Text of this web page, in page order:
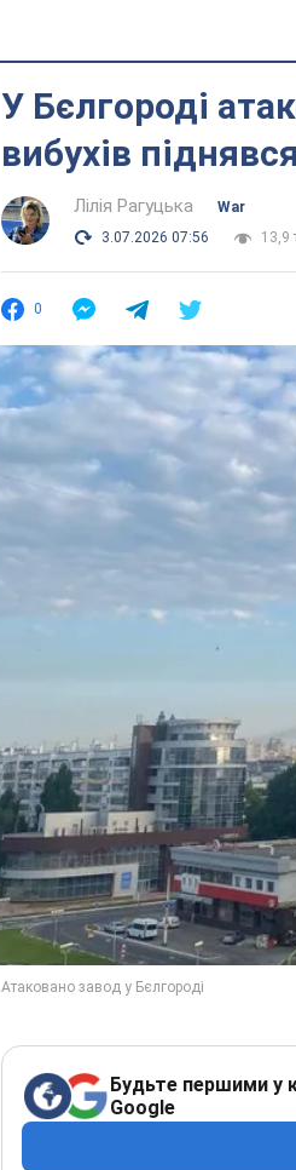
У Бєлгороді
вибухів
Лілія Рагуцька
War
3.07.2026 07:56
13,9
0
Будьте першими у
Google